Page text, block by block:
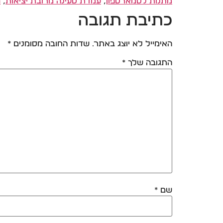
כתיבת תגובה
האימייל לא יוצג באתר. שדות החובה מסומנים *
התגובה שלך *
שם *